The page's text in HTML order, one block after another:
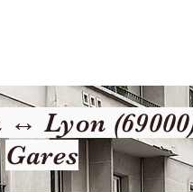
↔ Lyon
Gares